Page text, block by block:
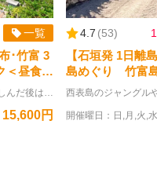
一覧
･竹富 3
＜昼食／
西表の森や由布島での沖縄食材ランチを楽しんだ後は、竹富島を自由気ままに楽しめる3島めぐりツアーです。大人1名につき幼児1名無料！0歳から参加OK！ ━━━━━━━━━━━━━━━━━━ ★このツアーでできること★ 【西表島】仲間川マングローブクルーズ 【由布島】水牛車で海渡し＋ランチ 【竹富島】フリータイム ━━━━━━━━━━━━━━━━━━ 西表島の日本最大級マングローブ林で遊覧船クルーズを楽しんだあとは、水牛車で海を渡って由布島へ。島食材をたっぷり使用したセルフサービス形式のランチをお楽しみください。 竹富港に到着後はフリータイム。港から20分程歩いていくと、伝統的な赤瓦と白砂の美しい集落が広がり、時が止まったような島時間を感じさせてくれるはずです。お洒落なカフェやお土産物屋さんをのぞきながら散策を楽しんでいただけます。 2021年に世界遺産に登録された西表島は、何と言ってもここでしか出会えない貴重な動植物が魅力です。 周囲がたった約2kmと小さな由布島は島全体が亜熱帯植物園となっています。 石垣島へのお戻り時間をお選びいただける自由度の高さも好評の理由です。 ツアーのお手軽さと個人行動の自由さを掛け合わせたハイブリッドコースで西表島・由布島・竹富島を満喫しませんか？ 【7月～8月出発をご検討のお客様へ】 夏本番を迎えるこの時期の八重山諸島は、日差しが非常に強く、熱中症のリスクが高まります。 本コースは、竹富島に到着後は「フリータイム」となるプランです。基本的には日陰の少ない中を徒歩で散策いただく内容となっております。 小さなお子様連れのご家族や、ご高齢の方、体力に自信のない方は、港から集落までの送迎と水牛車観光がセットになった「竹富島で水牛車観光」付きコース（下記URL参照）等もあわせてご検討ください。 https://book.ishigaki-dream.co.jp/top/products/4215e776-5349-5992-9d81-0ca015b8df6b?lng=ja-JP 安全で快適な旅の計画をおすすめいたします。 【11月10日～13日にご出発予定のお客様へ】 上記の期間、竹富島では伝統行事「種子取祭」が開催されるため、島内のほぼ全ての観光施設が休業となります。 これに伴い、現地フリータイム中の水牛車観光やレンタサイクル、飲食店などのご利用はできません。 あらかじめご了承のうえ、ご予約・ご参加くださいますようお願い申し上げます。 【ツアー休止期間のご案内】 下記の期間は、施設等の休業に伴い本ツアーの催行はございません。あらかじめご了承ください。 ・9月1日〜9月5日：由布島 休園のため
15,600円
4.7 (53)
【石垣発 1日離
島めぐり 竹富
＜昼食／送迎／
開催曜日：日,月,火,